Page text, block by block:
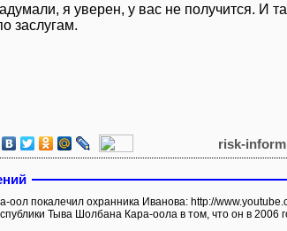
я уверен, у вас не получится. И
заслугам.
risk-
Иванова: http://www.youtube.com/watch?v=YfgVCaRJp04 Иванов обвиняет
Тыва Шолбана Кара-оола в том, что он в 2006